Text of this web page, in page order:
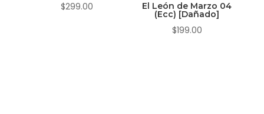
$299.00 El León de Marzo 04
(Ecc) [Dañado]
$199.00